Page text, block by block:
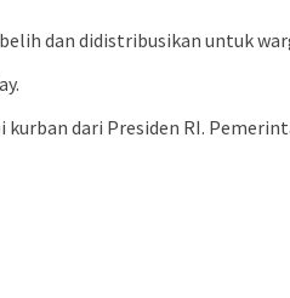
dan didistribusikan untuk
dari Presiden RI.